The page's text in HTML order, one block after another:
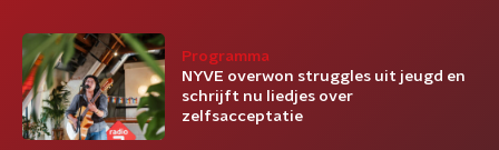
Programma
NYVE overwon struggles uit jeugd en
schrijft nu liedjes over
zelfsacceptatie